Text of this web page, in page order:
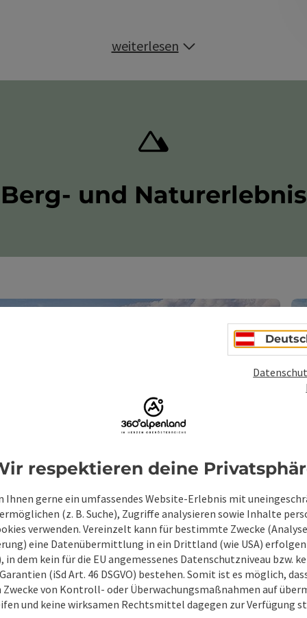
weiterlesen
Berg- und Naturerlebnis
und Gipfel
Kalkalpen. Entdecke dein Berggefühl im Herzen
respektieren deine
Ihnen gerne ein umfassendes Website-Erlebnis mit
(z. B. Suche), Zugriffe analysieren sowie Inhalte
verwenden. Vereinzelt kann für bestimmte Zwecke
eine Datenübermittlung in ein Drittland (wie USA) erfolgen
in dem kein für die EU angemessenes Datenschutzniveau bzw.
(iSd Art. 46 DSGVO) bestehen. Somit ist es möglich,
Zwecke von Kontroll- oder Überwachungsmaßnahmen auf
und keine wirksamen Rechtsmittel dagegen zur Verfügung